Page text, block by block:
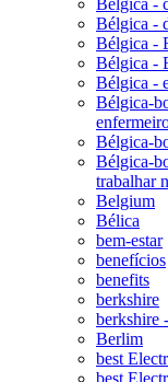
Bélgica -
Bélgica -
Bélgica -
Bélgica -
Bélgica-
Bélgica-
Bélgica-
trabalhar
Belgium
Bélica
bem-estar
benefícios
benefits
berkshire
berkshire
Berlim
best
best